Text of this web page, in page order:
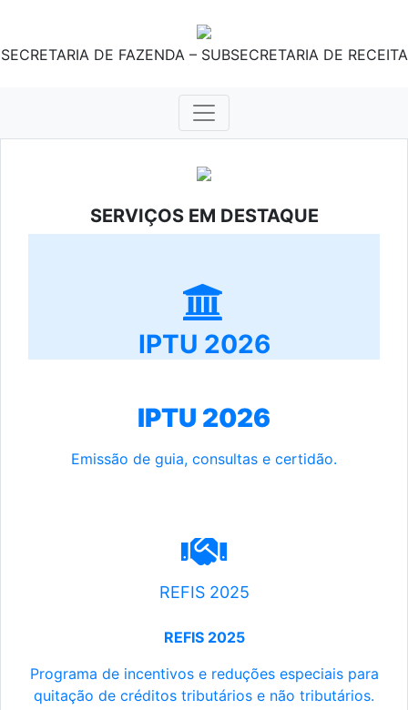
SECRETARIA DE FAZENDA – SUBSECRETARIA DE RECEITA
SERVIÇOS EM DESTAQUE
IPTU 2026
IPTU 2026
Emissão de guia, consultas e certidão.
REFIS 2025
REFIS 2025
Programa de incentivos e reduções especiais para
quitação de créditos tributários e não tributários.